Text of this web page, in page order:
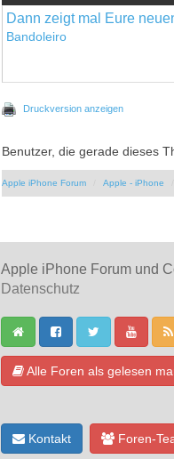
Dann zeigt mal Eure
Bandoleiro
Druckversion anzeigen
Benutzer, die gerade dieses
Apple iPhone Forum Apple - iPhone
Apple iPhone Forum und
Datenschutz
Alle Foren als gelesen
Kontakt Foren-